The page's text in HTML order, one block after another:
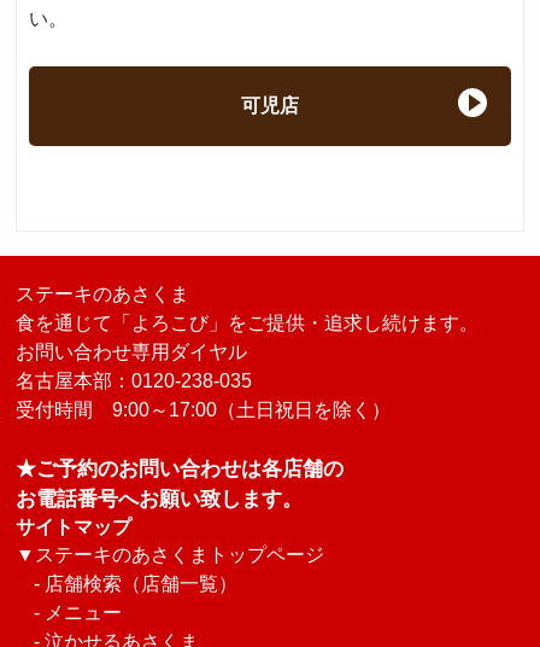
い。
可児店
ステーキのあさくま
食を通じて「よろこび」をご提供・追求し続けます。
お問い合わせ専用ダイヤル
名古屋本部：0120-238-035
受付時間 9:00～17:00（土日祝日を除く）
★ご予約のお問い合わせは各店舗の
お電話番号へお願い致します。
サイトマップ
▼ ステーキのあさくまトップページ
- 店舗検索（店舗一覧）
- メニュー
-泣かせるあさくま